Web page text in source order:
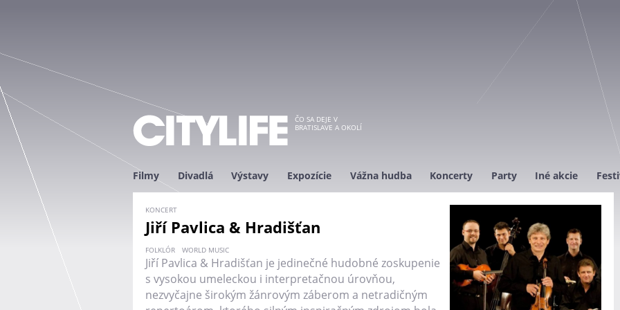
ČO SA DEJE V
BRATISLAVE A OKOLÍ
Filmy Divadlá Výstavy Expozície Vážna hudba Koncerty Party Iné akcie
KONCERT
Jiří Pavlica & Hradišťan
FOLKLÓR WORLD MUSIC
Jiří Pavlica & Hradišťan je jedinečné hudobné zoskupenie
s vysokou umeleckou i interpretačnou úrovňou,
nezvyčajne širokým žánrovým záberom a netradičným